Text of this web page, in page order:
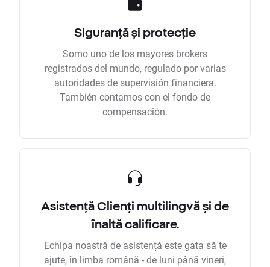
Siguranță și protecție
Somo uno de los mayores brokers
registrados del mundo, regulado por varias
autoridades de supervisión financiera.
También contamos con el fondo de
compensación.
Asistență Clienți multilingvă și de
înaltă calificare.
Echipa noastră de asistență este gata să te
ajute, în limba română - de luni până vineri,